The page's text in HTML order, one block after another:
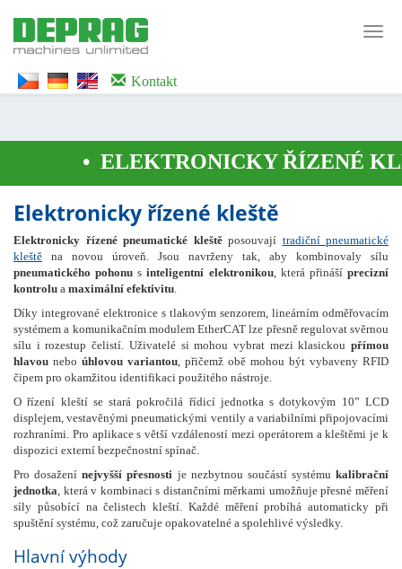
WTG9QS7C" height="0" width="0" style="display:none;visibility:hidden">
</iframe></noscript>
Kontakt
•ELEKTRONICKY ŘÍZENÉ
Elektronicky řízené kleště
Elektronicky řízené pneumatické kleštěposouvají tradiční pneumatické
kleště na novou úroveň. Jsou navrženy tak, aby kombinovaly sílu
pneumatického pohonu sinteligentní elektronikou, která přinášíprecizní
kontrolu a maximální efektivitu.
Díky integrované elektronice s tlakovým senzorem, lineárním odměřovacím
systémem a komunikačním modulem EtherCAT lze přesně regulovat svěrnou
sílu i rozestup čelistí. Uživatelé si mohou vybrat mezi klasickou přímou
hlavou nebo úhlovou variantou, přičemž obě mohou být vybaveny RFID
čipem pro okamžitou identifikaci použitého nástroje.
O řízení kleští se stará pokročilá řídicí jednotka s dotykovým 10” LCD
displejem, vestavěnými pneumatickými ventily a variabilními připojovacími
rozhraními. Pro aplikace s větší vzdáleností mezi operátorem a kleštěmi je k
dispozici externí bezpečnostní spínač.
Pro dosaženínejvyšší přesnosti je nezbytnou součástí systému kalibrační
jednotka, která v kombinaci s distančními měrkami umožňuje přesné měření
síly působící na čelistech kleští. Každé měření probíhá automaticky při
spuštění systému, což zaručuje opakovatelné a spolehlivé výsledky.
Hlavní výhody